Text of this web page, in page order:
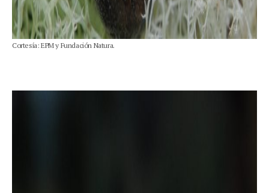
Cortesía: EPM y Fundación Natura.